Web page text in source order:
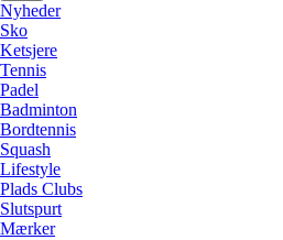
Nyheder
Sko
Ketsjere
Tennis
Padel
Badminton
Bordtennis
Squash
Lifestyle
Plads Clubs
Slutspurt
Mærker